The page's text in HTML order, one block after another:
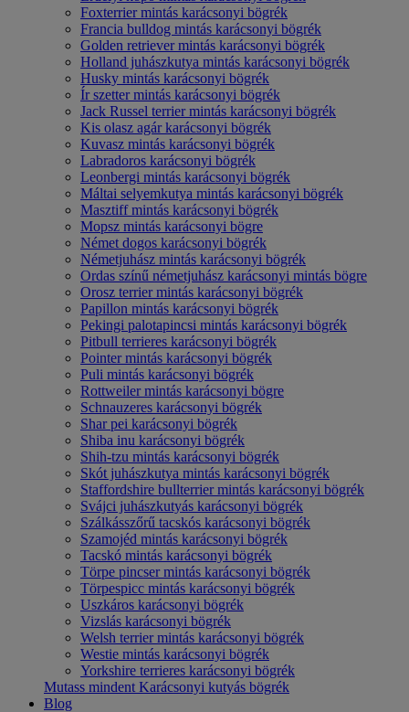
Foxterrier mintás karácsonyi bögrék
Francia bulldog mintás karácsonyi bögrék
Golden retriever mintás karácsonyi bögrék
Holland juhászkutya mintás karácsonyi bögrék
Husky mintás karácsonyi bögrék
Ír szetter mintás karácsonyi bögrék
Jack Russel terrier mintás karácsonyi bögrék
Kis olasz agár karácsonyi bögrék
Kuvasz mintás karácsonyi bögrék
Labradoros karácsonyi bögrék
Leonbergi mintás karácsonyi bögrék
Máltai selyemkutya mintás karácsonyi bögrék
Masztiff mintás karácsonyi bögrék
Mopsz mintás karácsonyi bögre
Német dogos karácsonyi bögrék
Németjuhász mintás karácsonyi bögrék
Ordas színű németjuhász karácsonyi mintás bögre
Orosz terrier mintás karácsonyi bögrék
Papillon mintás karácsonyi bögrék
Pekingi palotapincsi mintás karácsonyi bögrék
Pitbull terrieres karácsonyi bögrék
Pointer mintás karácsonyi bögrék
Puli mintás karácsonyi bögrék
Rottweiler mintás karácsonyi bögre
Schnauzeres karácsonyi bögrék
Shar pei karácsonyi bögrék
Shiba inu karácsonyi bögrék
Shih-tzu mintás karácsonyi bögrék
Skót juhászkutya mintás karácsonyi bögrék
Staffordshire bullterrier mintás karácsonyi bögrék
Svájci juhászkutyás karácsonyi bögrék
Szálkásszőrű tacskós karácsonyi bögrék
Szamojéd mintás karácsonyi bögrék
Tacskó mintás karácsonyi bögrék
Törpe pincser mintás karácsonyi bögrék
Törpespicc mintás karácsonyi bögrék
Uszkáros karácsonyi bögrék
Vizslás karácsonyi bögrék
Welsh terrier mintás karácsonyi bögrék
Westie mintás karácsonyi bögrék
Yorkshire terrieres karácsonyi bögrék
Mutass mindent Karácsonyi kutyás bögrék
Blog